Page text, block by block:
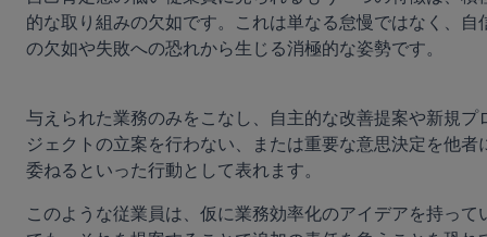
的な取り組みの欠如です。これは単なる怠慢ではなく、自
の欠如や失敗への恐れから生じる消極的な姿勢です。
与えられた業務のみをこなし、自主的な改善提案や新規プ
ジェクトの立案を行わない、または重要な意思決定を他者
委ねるといった行動として表れます。
このような従業員は、仮に業務効率化のアイデアを持って